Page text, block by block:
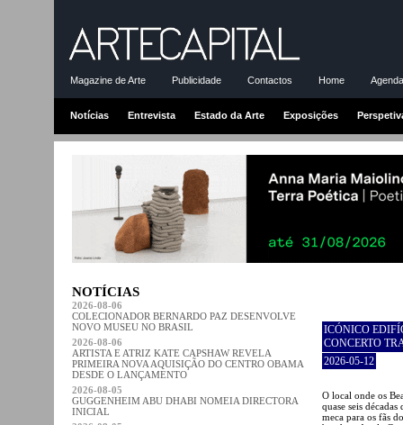
Magazine de Arte Publicidade Contactos Home
Notícias Entrevista Estado da Arte Exposições
NOTÍCIAS
2026-08-06
COLECIONADOR BERNARDO PAZ DESENVOLVE
NOVO MUSEU NO BRASIL
2026-08-06
ARTISTA E ATRIZ KATE CAPSHAW REVELA
PRIMEIRA NOVA AQUISIÇÃO DO CENTRO OBAMA
DESDE O LANÇAMENTO
2026-08-05
GUGGENHEIM ABU DHABI NOMEIA DIRECTORA
INICIAL
ICÓNICO
CONCERTO
2026-05-12
O local onde os
quase seis
meca para os fãs